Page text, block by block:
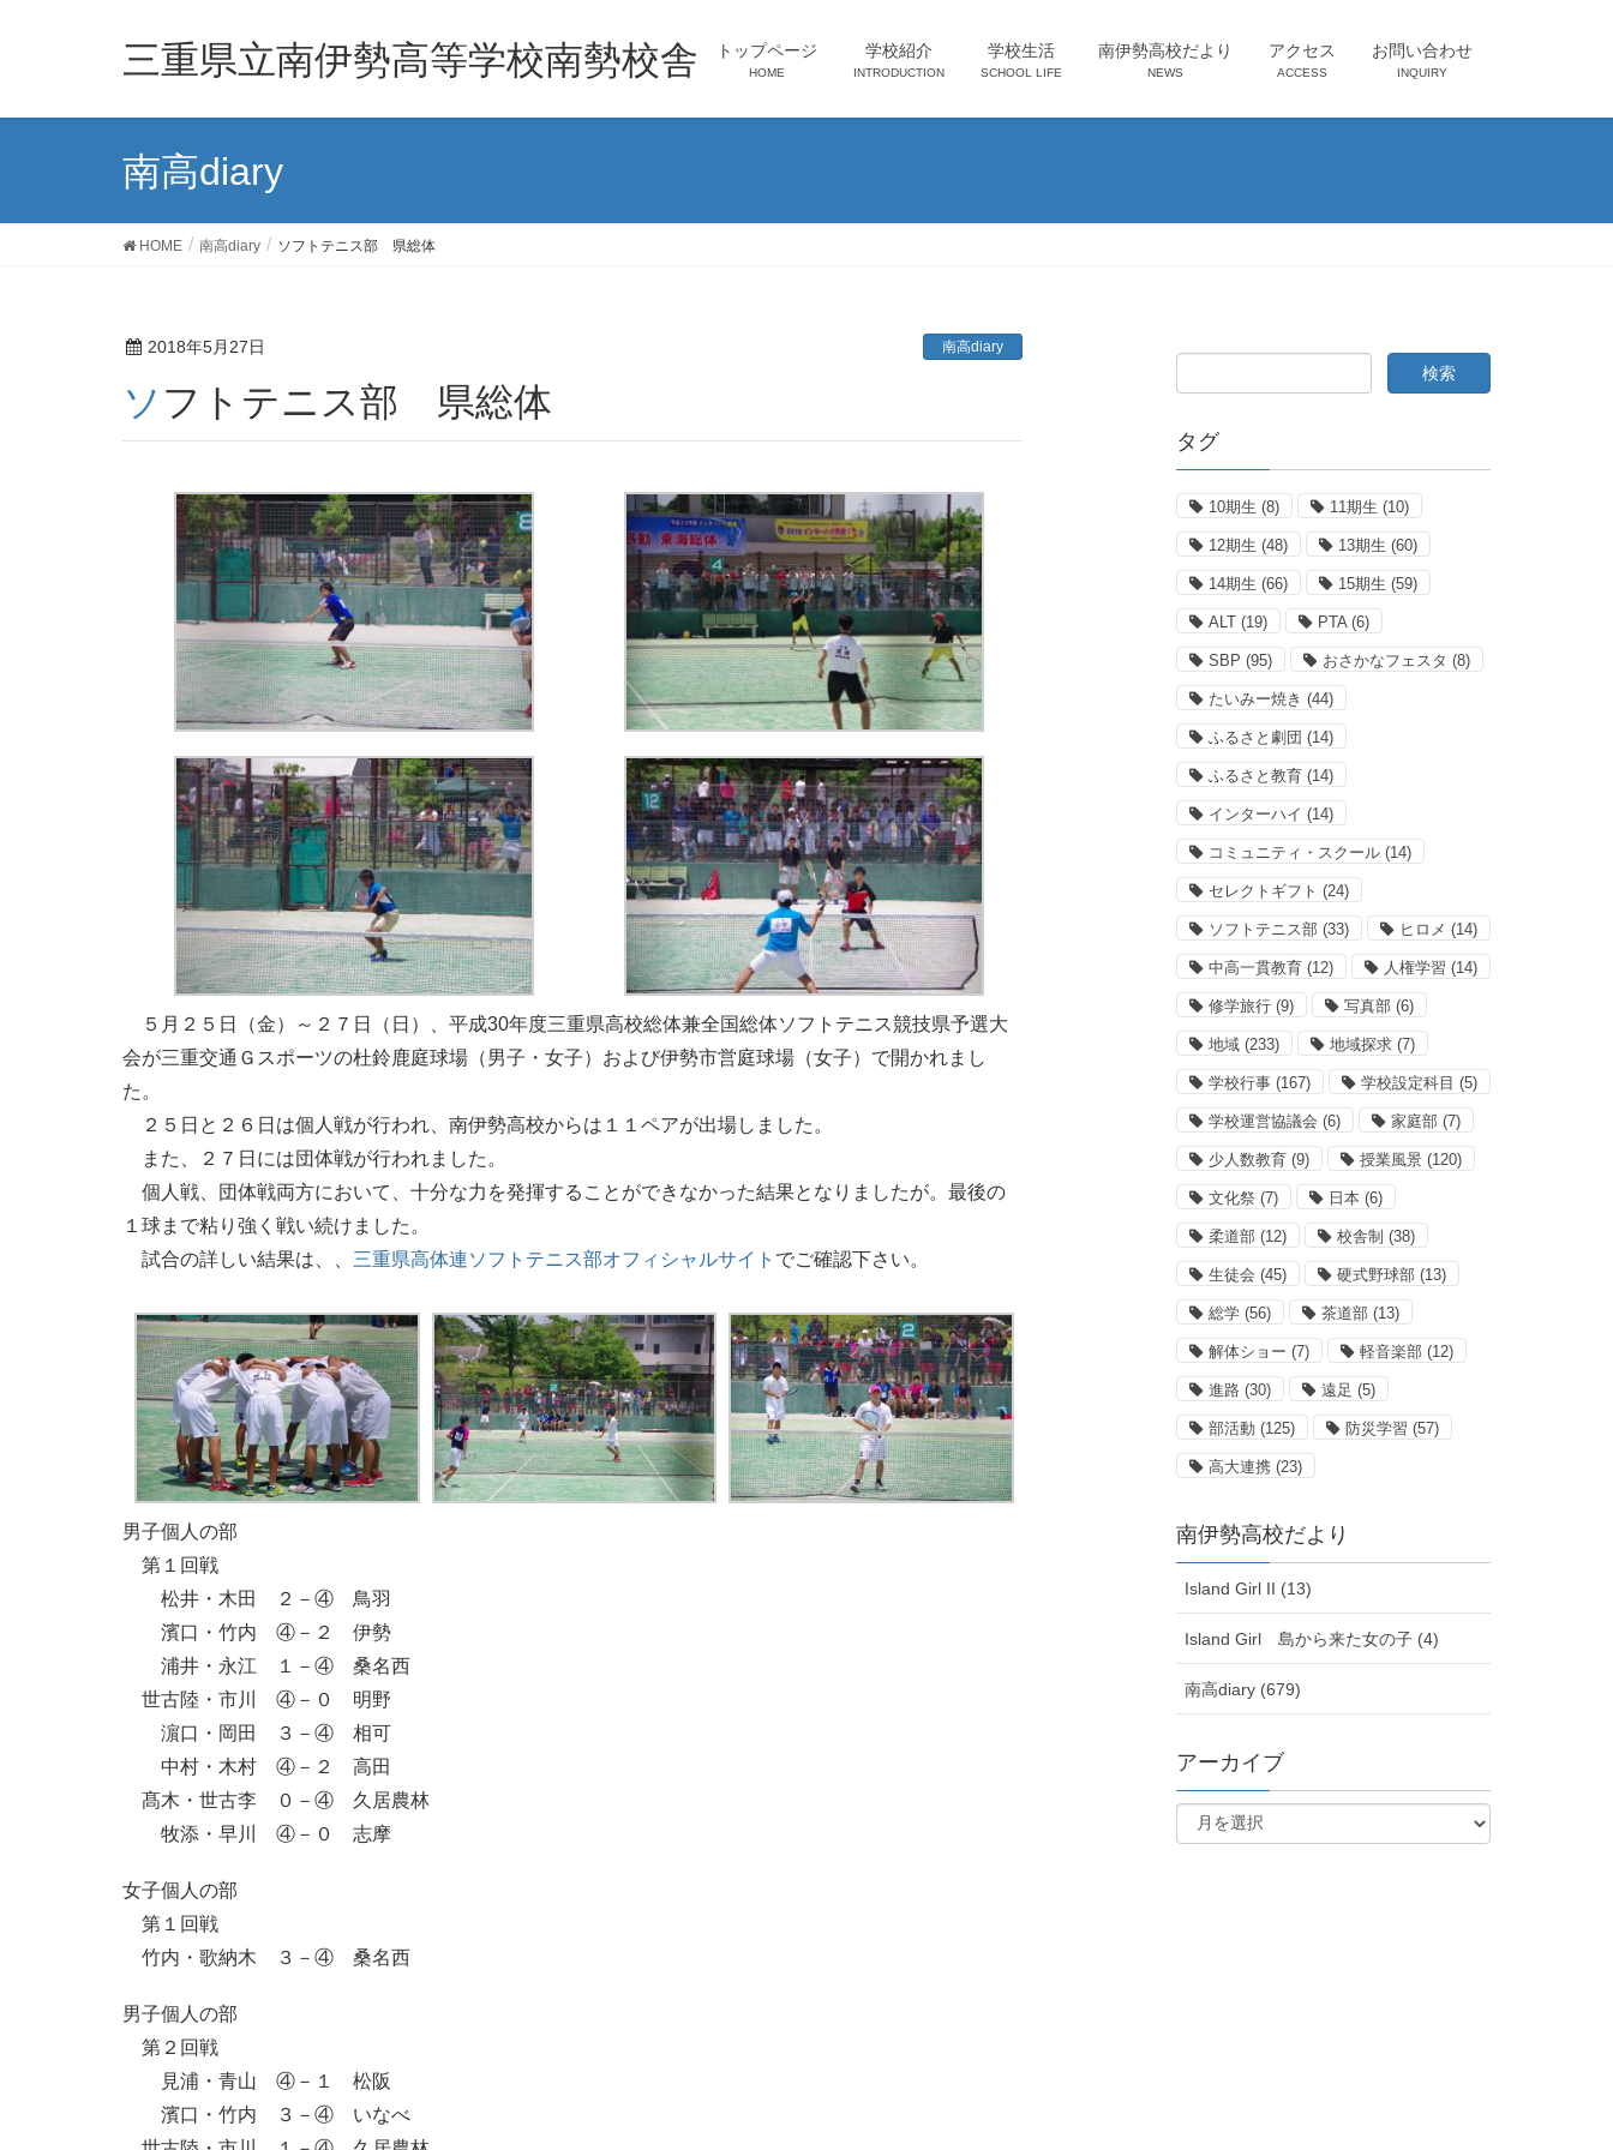
三重県立南伊勢高等学校南勢校舎 トップページ
HOME
学校紹介
INTRODUCTION
学校生活
SCHOOL LIFE
南伊勢高校だより
NEWS
アクセス
ACCESS
お問い合わせ
INQUIRY
南高diary
HOME 南高diary ソフトテニス部 県総体
2018年5月27日 南高diary
ソフトテニス部 県総体
５月２５日（金）～２７日（日）、平成30年度三重県高校総体兼全国総体ソフトテニス競技県予選大
会が三重交通Ｇスポーツの杜鈴鹿庭球場（男子・女子）および伊勢市営庭球場（女子）で開かれまし
た。
２５日と２６日は個人戦が行われ、南伊勢高校からは１１ペアが出場しました。
また、２７日には団体戦が行われました。
個人戦、団体戦両方において、十分な力を発揮することができなかった結果となりましたが。最後の
１球まで粘り強く戦い続けました。
試合の詳しい結果は、、 三重県高体連ソフトテニス部オフィシャルサイト でご確認下さい。
男子個人の部
第１回戦
松井・木田 ２－④ 鳥羽
濱口・竹内 ④－２ 伊勢
浦井・永江 １－④ 桑名西
世古陸・市川 ④－０ 明野
濵口・岡田 ３－④ 相可
中村・木村 ④－２ 高田
髙木・世古李 ０－④ 久居農林
牧添・早川 ④－０ 志摩
女子個人の部
第１回戦
竹内・歌納木 ３－④ 桑名西
男子個人の部
第２回戦
見浦・青山 ④－１ 松阪
濱口・竹内 ３－④ いなべ
タグ
10期生 (8) 11期生 (10)
12期生 (48) 13期生 (60)
14期生 (66) 15期生 (59)
ALT(19) PTA(6)
SBP (95) おさかなフェスタ (8)
たいみー焼き (44)
ふるさと劇団 (14)
ふるさと教育(14)
インターハイ (14)
コミュニティ・スクール(14)
セレクトギフト (24)
ソフトテニス部(33) ヒロメ (14)
中高一貫教育(12) 人権学習 (14)
修学旅行(9) 写真部(6)
地域(233) 地域探求(7)
学校行事(167) 学校設定科目 (5)
学校運営協議会 (6) 家庭部(7)
少人数教育(9) 授業風景(120)
文化祭 (7) 日本(6)
柔道部(12) 校舎制 (38)
生徒会 (45) 硬式野球部(13)
総学(56) 茶道部(13)
解体ショー (7) 軽音楽部(12)
進路(30) 遠足 (5)
部活動 (125) 防災学習 (57)
高大連携(23)
南伊勢高校だより
Island Girl II (13)
Island Girl 島から来た女の子 (4)
南高diary (679)
アーカイブ